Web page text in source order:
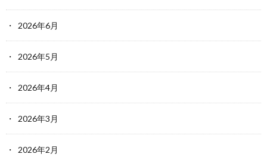
2026年6月
2026年5月
2026年4月
2026年3月
2026年2月